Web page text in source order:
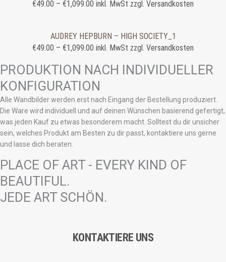
€49.00 – €1,099.00 inkl. MwSt zzgl. Versandkosten
AUDREY HEPBURN – HIGH SOCIETY_1
€49.00 – €1,099.00 inkl. MwSt zzgl. Versandkosten
PRODUKTION NACH INDIVIDUELLER
KONFIGURATION
Alle Wandbilder werden erst nach Eingang der Bestellung produziert.
Die Ware wird individuell und auf deinen Wünschen basierend gefertigt,
was jeden Kauf zu etwas besonderem macht. Solltest du dir unsicher
sein, welches Produkt am Besten zu dir passt, kontaktiere uns gerne
und lasse dich beraten.
PLACE OF ART - EVERY KIND OF
BEAUTIFUL.
JEDE ART SCHÖN.
KONTAKTIERE UNS